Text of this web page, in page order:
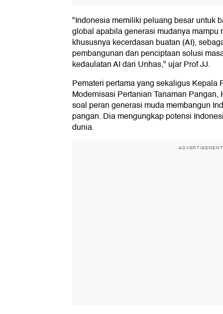
"Indonesia memiliki peluang besar untuk
global apabila generasi mudanya mampu
khususnya kecerdasan buatan (AI),
pembangunan dan penciptaan solusi
kedaulatan AI dari Unhas," ujar Prof JJ.
Pemateri pertama yang sekaligus Kepala
Modernisasi Pertanian Tanaman
soal peran generasi muda membangun
pangan. Dia mengungkap potensi
dunia.
ADVERTISEMENT